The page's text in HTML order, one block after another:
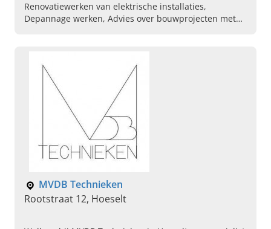
Renovatiewerken van elektrische installaties,
Depannage werken, Advies over bouwprojecten met
MVDB Technieken
Rootstraat 12, Hoeselt